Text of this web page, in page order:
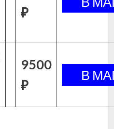
₽
9500
₽